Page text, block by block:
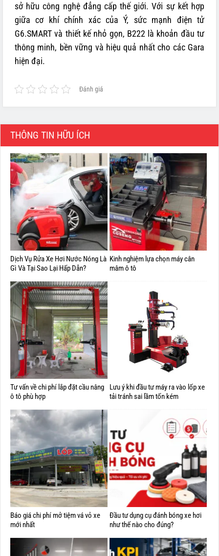
sở hữu công nghệ đẳng cấp thế giới. Với sự kết hợp
giữa cơ khí chính xác của Ý, sức mạnh điện tử
G6.SMART và thiết kế nhỏ gọn, B222 là khoản đầu tư
thông minh, bền vững và hiệu quả nhất cho các Gara
hiện đại.
Đánh giá
THÔNG TIN HỮU ÍCH
Dịch Vụ Rửa Xe Hơi Nước Nóng Là
Gì Và Tại Sao Lại Hấp Dẫn?
Kinh nghiệm lựa chọn máy cân
mâm ô tô
Tư vấn về chi phí lắp đặt cầu nâng
ô tô phù hợp
Lưu ý khi đầu tư máy ra vào lốp xe
tải tránh sai lầm tốn kém
Báo giá chi phí mở tiệm vá vỏ xe
mới nhất
Đầu tư dụng cụ đánh bóng xe hơi
như thế nào cho đúng?